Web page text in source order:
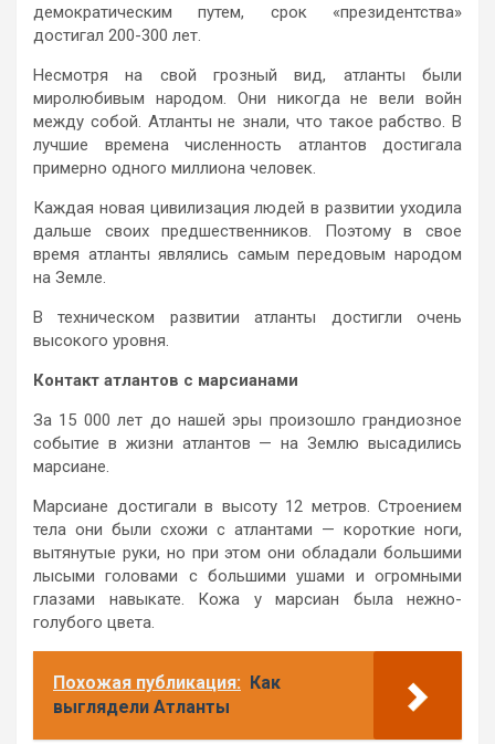
демократическим путем, срок «президентства»
достигал 200-300 лет.
Несмотря на свой грозный вид, атланты были
миролюбивым народом. Они никогда не вели войн
между собой. Атланты не знали, что такое рабство. В
лучшие времена численность атлантов достигала
примерно одного миллиона человек.
Каждая новая цивилизация людей в развитии уходила
дальше своих предшественников. Поэтому в свое
время атланты являлись самым передовым народом
на Земле.
В техническом развитии атланты достигли очень
высокого уровня.
Контакт атлантов с марсианами
За 15 000 лет до нашей эры произошло грандиозное
событие в жизни атлантов — на Землю высадились
марсиане.
Марсиане достигали в высоту 12 метров. Строением
тела они были схожи с атлантами — короткие ноги,
вытянутые руки, но при этом они обладали большими
лысыми головами с большими ушами и огромными
глазами навыкате. Кожа у марсиан была нежно-
голубого цвета.
Похожая публикация: Как
выглядели Атланты